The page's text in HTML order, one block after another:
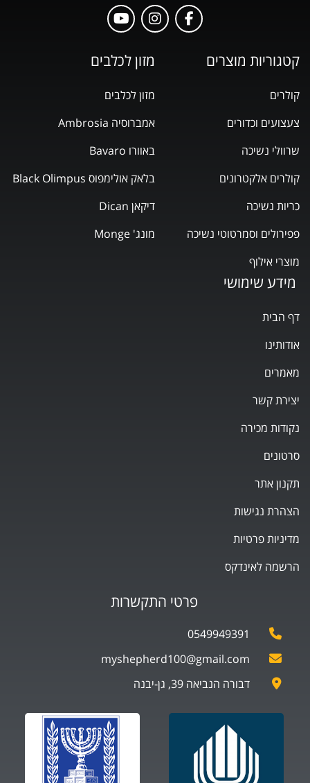
פרטי התקשרות
0549949391
myshepherd100@gmail.com
דבורה הנביאה 39, גן-יבנה
מידע שימושי
דף הבית
אודותינו
מאמרים
יצירת קשר
נקודות מכירה
סרטונים
תקנון אתר
הצהרת נגישות
מדיניות פרטיות
הרשמה לאינדקס
מזון לכלבים
מזון לכלבים
אמברוסיה Ambrosia
באוורו Bavaro
בלאק אולימפוס Black Olimpus
דיקאן Dican
מונג' Monge
קטגוריות מוצרים
קולרים
צעצועים וכדורים
שרוולי נשיכה
קולרים אלקטרונים
כריות נשיכה
פפירולים וסמרטוטי נשיכה
מוצרי אילוף